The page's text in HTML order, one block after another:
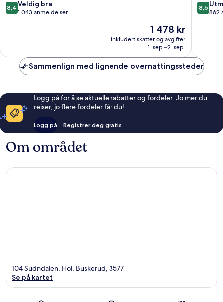
8.4
av
anmeldelser
8,4 Veldig bra
1 043 anmeldelser
Prisen
1 478 kr
1 478 kr
inkludert skatter og avgifter
1. sep.–2. sep.
8.6
av
8,6
862
Sammenlign med lignende overnattingssteder
Logg på for å se aktuelle rabatter og fordeler. Jo mer du
reiser, jo flere fordeler får du!
Logg på Registrer deg gratis
Om området
104 Sudndalen, Hol, Buskerud, 3577
Se på kartet